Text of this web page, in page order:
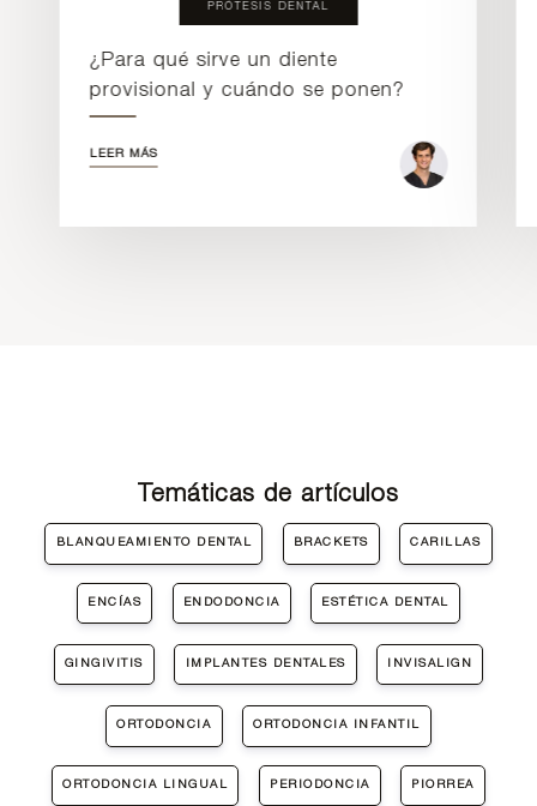
PRÓTESIS DENTAL
¿Para qué sirve un diente
provisional y cuándo se ponen?
LEER MÁS
Temáticas de artículos
BLANQUEAMIENTO DENTAL BRACKETS CARILLAS
ENCÍAS ENDODONCIA ESTÉTICA DENTAL
GINGIVITIS IMPLANTES DENTALES INVISALIGN
ORTODONCIA ORTODONCIA INFANTIL
ORTODONCIA LINGUAL PERIODONCIA PIORREA